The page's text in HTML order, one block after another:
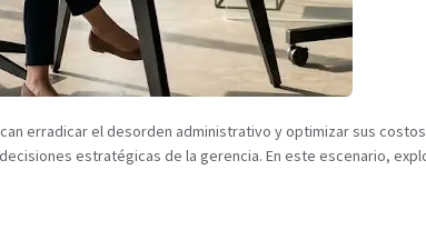
erradicar el desorden administrativo y optimizar sus
estratégicas de la gerencia. En este escenario,